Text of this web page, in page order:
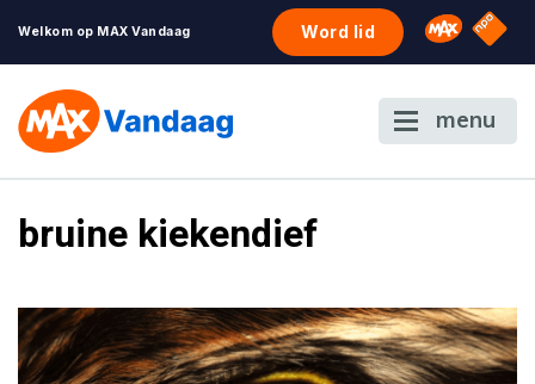
Welkom op MAX Vandaag Word lid Omroep
NPO
menu
bruine kiekendief